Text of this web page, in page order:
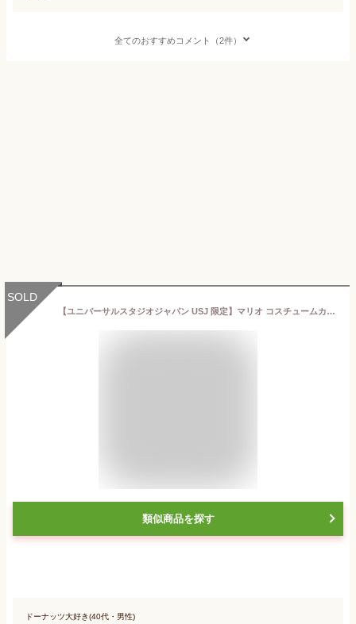
全てのおすすめコメント（2件）
SOLD
【ユニバーサルスタジオジャパン USJ 限定】マリオ コスチュームカンクッキー スーパー ニンテンドー ワールド お土産 お菓子 ユニバ グッズ プレゼント
類似商品を探す
ドーナッツ大好き(40代・男性)